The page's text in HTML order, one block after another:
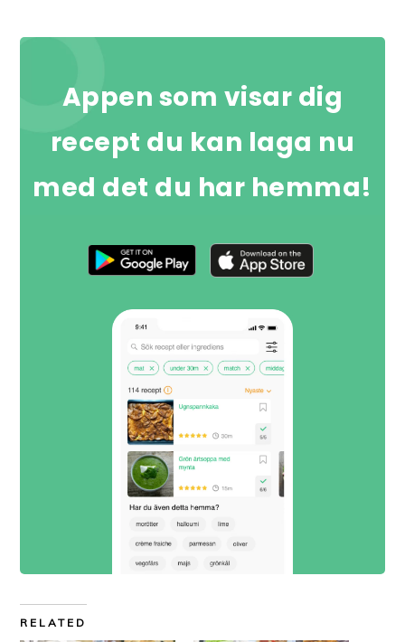
Appen som visar dig
recept du kan laga nu
med det du har hemma!
RELATED